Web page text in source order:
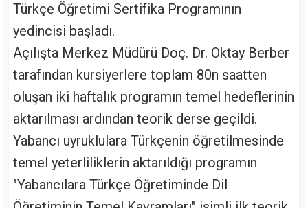
Türkçe Öğretimi Sertifika Programının
yedincisi başladı.
Açılışta Merkez Müdürü Doç. Dr. Oktay Berber
tarafından kursiyerlere toplam 80n saatten
oluşan iki haftalık programın temel hedeflerinin
aktarılması ardından teorik derse geçildi.
Yabancı uyruklulara Türkçenin öğretilmesinde
temel yeterliliklerin aktarıldığı programın
"Yabancılara Türkçe Öğretiminde Dil